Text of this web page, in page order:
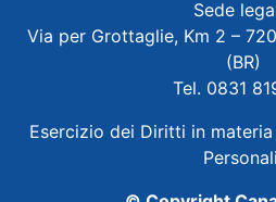
Sede
Via per Grottaglie, Km 2 –
(BR)
Tel. 0831
Esercizio dei Diritti in
Personali